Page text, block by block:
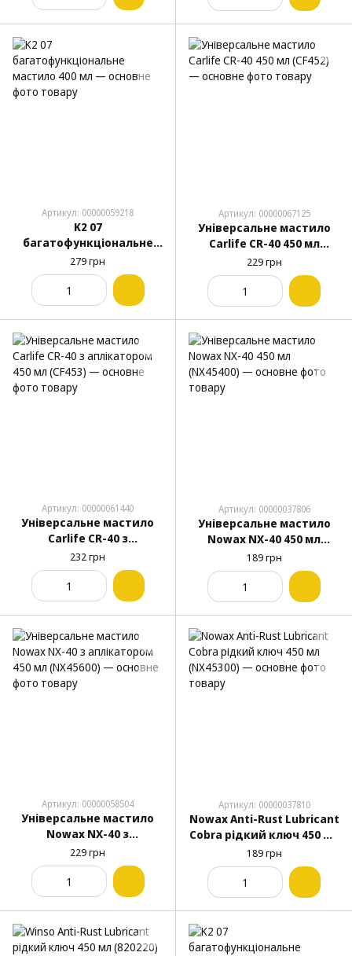
Артикул: 00000059218
K2 07
багатофункціональне
мастило 400 мл
279 грн
Артикул: 00000067125
Універсальне мастило
Carlife CR-40 450 мл
(CF452)
229 грн
Артикул: 00000061440
Універсальне мастило
Carlife CR-40 з
аплікатором 450 мл
(CF453)
232 грн
Артикул: 00000037806
Універсальне мастило
Nowax NX-40 450 мл
(NX45400)
189 грн
Артикул: 00000058504
Універсальне мастило
Nowax NX-40 з
аплікатором 450 мл
(NX45600)
229 грн
Артикул: 00000037810
Nowax Anti-Rust Lubricant
Cobra рідкий ключ 450 мл
(NX45300)
189 грн